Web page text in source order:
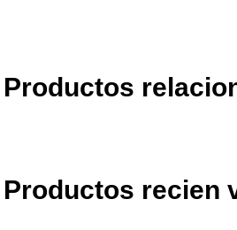
Productos
Productos recien